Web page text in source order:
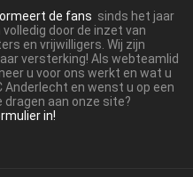
de fans sinds het jaar
door de inzet van
en vrijwilligers. Wij zijn
versterking! Als webteamlid
u voor ons werkt en wat u
Anderlecht en wenst u op een
dragen aan onze site?
in!